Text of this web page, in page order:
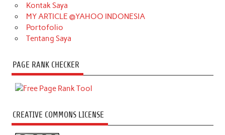
Kontak Saya
MY ARTICLE @YAHOO INDONESIA
Portofolio
Tentang Saya
PAGE RANK CHECKER
CREATIVE COMMONS LICENSE